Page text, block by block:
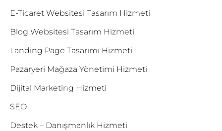
E-Ticaret Websitesi Tasarım Hizmeti
Blog Websitesi Tasarım Hizmeti
Landing Page Tasarımı Hizmeti
Pazaryeri Mağaza Yönetimi Hizmeti
Dijital Marketing Hizmeti
SEO
Destek – Danışmanlık Hizmeti